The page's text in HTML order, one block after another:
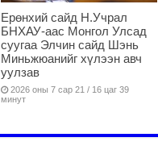
Ерөнхий сайд Н.Учрал
БНХАУ-аас Монгол Улсад
суугаа Элчин сайд Шэнь
Миньжюанийг хүлээн авч
уулзав
2026 оны 7 сар 21 / 16 цаг 39
минут